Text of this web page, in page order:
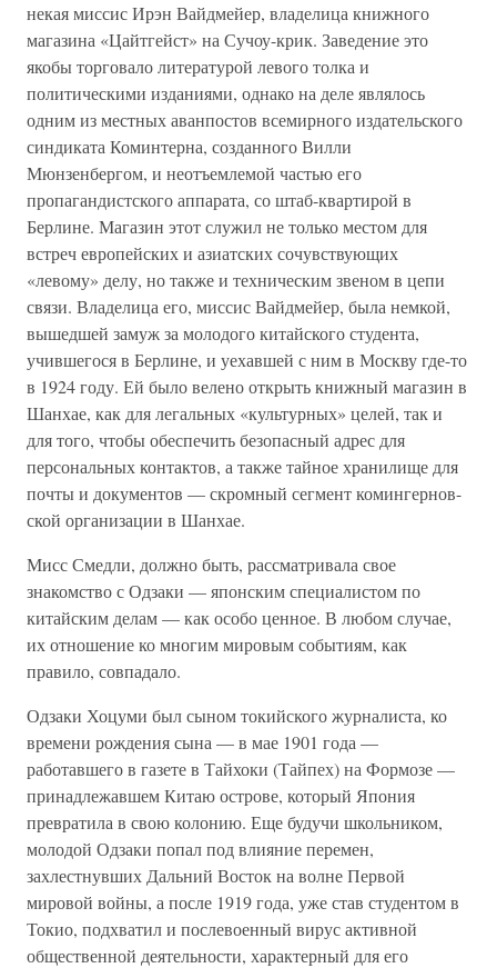
некая миссис Ирэн Вайдмейер, владелица книжного
магазина «Цайтгейст» на Сучоу-крик. Заведение это
якобы торговало литературой левого толка и
политическими изданиями, однако на деле являлось
одним из местных аванпостов всемирного издательского
синдиката Коминтерна, созданного Вилли
Мюнзенбергом, и неотъемлемой частью его
пропагандистского аппарата, со штаб-квартирой в
Берлине. Магазин этот служил не только местом для
встреч европейских и азиатских сочувствующих
«левому» делу, но также и техническим звеном в цепи
связи. Владелица его, миссис Вайдмейер, была немкой,
вышедшей замуж за молодого китайского студента,
учившегося в Берлине, и уехавшей с ним в Москву где-то
в 1924 году. Ей было велено открыть книжный магазин в
Шанхае, как для легальных «культурных» целей, так и
для того, чтобы обеспечить безопасный адрес для
персональных контактов, а также тайное хранилище для
почты и документов — скромный сегмент комингернов-
ской организации в Шанхае.
Мисс Смедли, должно быть, рассматривала свое
знакомство с Одзаки — японским специалистом по
китайским делам — как особо ценное. В любом случае,
их отношение ко многим мировым событиям, как
правило, совпадало.
Одзаки Хоцуми был сыном токийского журналиста, ко
времени рождения сына — в мае 1901 года —
работавшего в газете в Тайхоки (Тайпех) на Формозе —
принадлежавшем Китаю острове, который Япония
превратила в свою колонию. Еще будучи школьником,
молодой Одзаки попал под влияние перемен,
захлестнувших Дальний Восток на волне Первой
мировой войны, а после 1919 года, уже став студентом в
Токио, подхватил и послевоенный вирус активной
общественной деятельности, характерный для его